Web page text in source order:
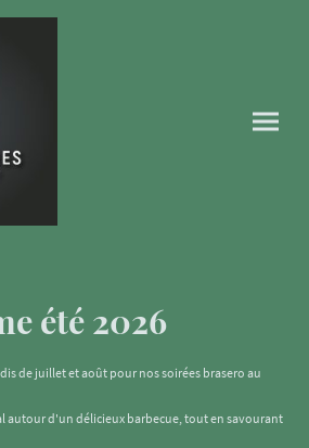
été 2026
de juillet et août pour nos soirées brasero au
autour d'un délicieux barbecue, tout en savourant